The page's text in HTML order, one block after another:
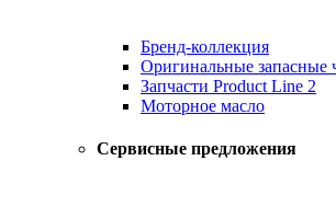
Бренд-коллекция
Оригинальные запасные
Запчасти Product Line 2
Моторное масло
Сервисные предложения